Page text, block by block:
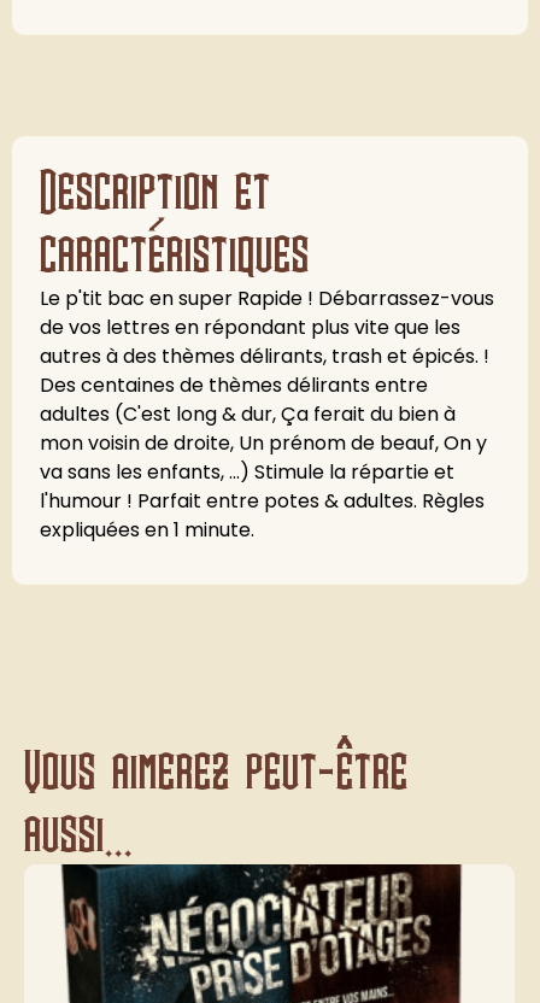
Description et
caractéristiques
Le p'tit bac en super Rapide ! Débarrassez-vous
de vos lettres en répondant plus vite que les
autres à des thèmes délirants, trash et épicés. !
Des centaines de thèmes délirants entre
adultes (C'est long & dur, Ça ferait du bien à
mon voisin de droite, Un prénom de beauf, On y
va sans les enfants, ...) Stimule la répartie et
l'humour ! Parfait entre potes & adultes. Règles
expliquées en 1 minute.
Vous aimerez peut-être
aussi...